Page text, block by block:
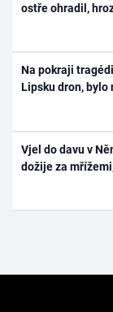
ostře ohradil,
Na pokraji
Lipsku dron,
Vjel do davu v
dožije za